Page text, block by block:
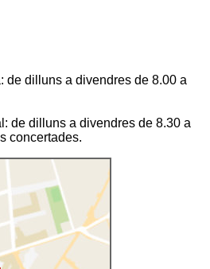
de dilluns a divendres de 8.00 a
de dilluns a divendres de 8.30 a
concertades.